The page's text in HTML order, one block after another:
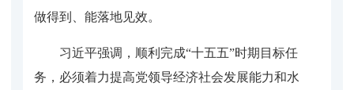
做得到、能落地见效。
习近平强调，顺利完成“十五五”时期目标任
务，必须着力提高党领导经济社会发展能力和水